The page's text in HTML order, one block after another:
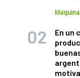
En un